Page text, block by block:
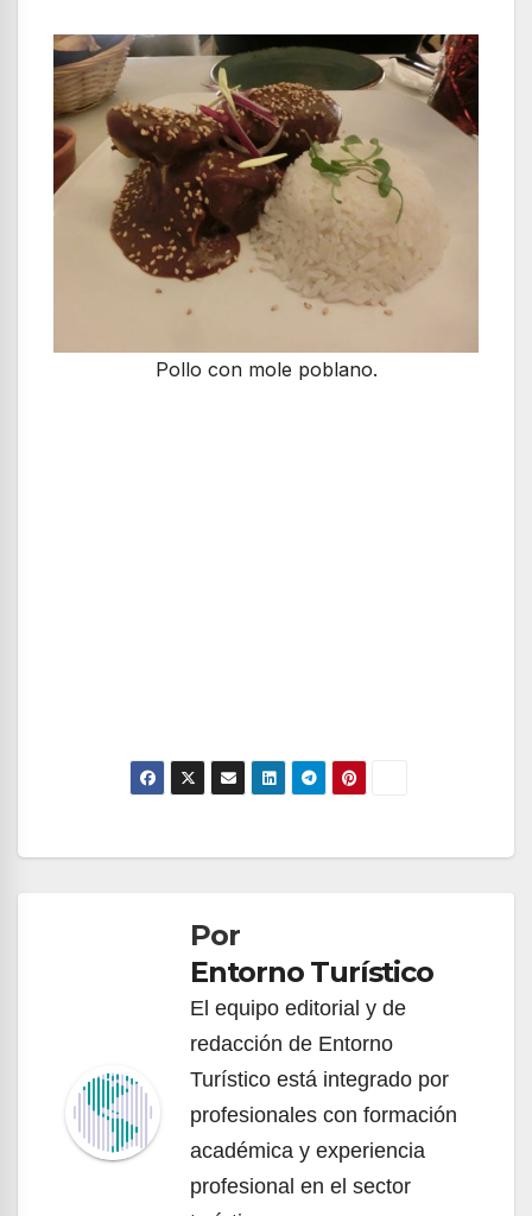
Pollo con mole poblano.
Navegación
entradasPor
Entorno Turístico
El equipo editorial y de
redacción de Entorno
Turístico está integrado por
profesionales con formación
académica y experiencia
profesional en el sector